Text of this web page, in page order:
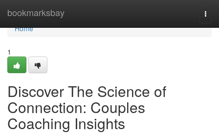
bookmarksbay
Home
Home
1
Discover The Science of
Connection: Couples
Coaching Insights